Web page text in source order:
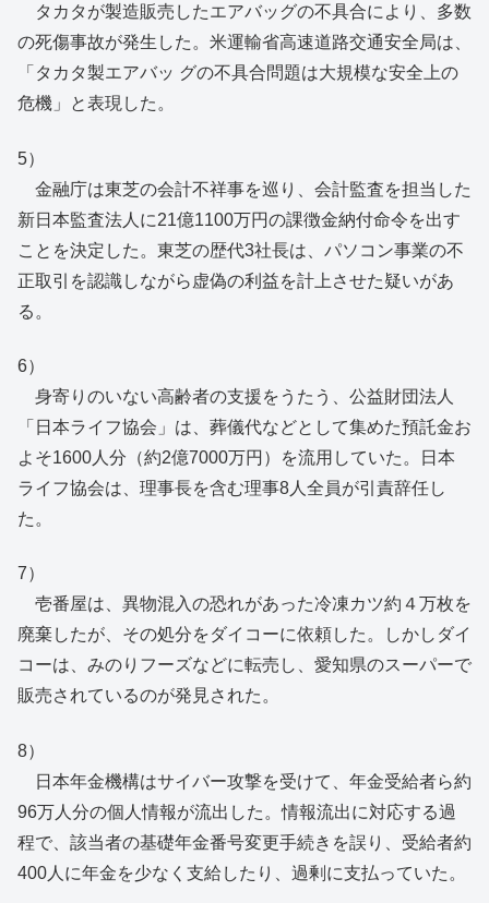
タカタが製造販売したエアバッグの不具合により、多数
の死傷事故が発生した。米運輸省高速道路交通安全局は、
「タカタ製エアバッ グの不具合問題は大規模な安全上の
危機」と表現した。
5）
金融庁は東芝の会計不祥事を巡り、会計監査を担当した
新日本監査法人に21億1100万円の課徴金納付命令を出す
ことを決定した。東芝の歴代3社長は、パソコン事業の不
正取引を認識しながら虚偽の利益を計上させた疑いがあ
る。
6）
身寄りのいない高齢者の支援をうたう、公益財団法人
「日本ライフ協会」は、葬儀代などとして集めた預託金お
よそ1600人分（約2億7000万円）を流用していた。日本
ライフ協会は、理事長を含む理事8人全員が引責辞任し
た。
7）
壱番屋は、異物混入の恐れがあった冷凍カツ約４万枚を
廃棄したが、その処分をダイコーに依頼した。しかしダイ
コーは、みのりフーズなどに転売し、愛知県のスーパーで
販売されているのが発見された。
8）
日本年金機構はサイバー攻撃を受けて、年金受給者ら約
96万人分の個人情報が流出した。情報流出に対応する過
程で、該当者の基礎年金番号変更手続きを誤り、受給者約
400人に年金を少なく支給したり、過剰に支払っていた。